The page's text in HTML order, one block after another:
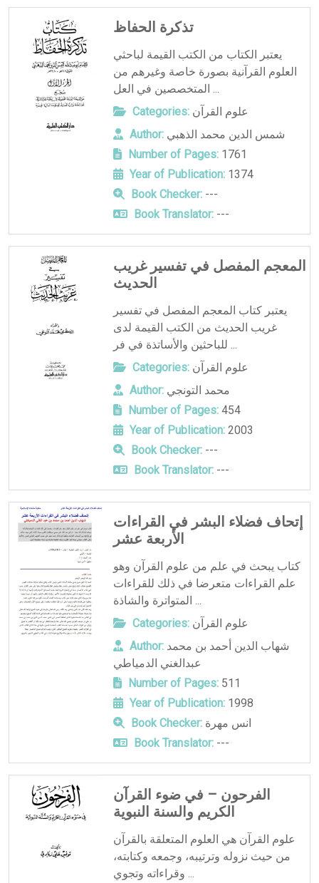
تذكرة الحفاظ
يعتبر الكتاب من الكتب القيمة لباحثي
العلوم القرآنية بصورة خاصة وغيرهم من
المتخصصين في العل ...
Categories: علوم القرآن
Author: شمس الدين محمد الذهبي
Number of Pages:1761
Year of Publication:1374
Book Checker:---
Book Translator:---
المعجم المفصل في تفسير غريب
الحديث
يعتبر كتاب المعجم المفصل في تفسير
غريب الحديث من الكتب القيمة لدى
للباحثين والأساتذة في فر ...
Categories: علوم القرآن
Author: محمد التونجي
Number of Pages:454
Year of Publication:2003
Book Checker:---
Book Translator:---
إتحاف فضلاء البشر في القراءات
الأربعة عشر
كتاب يبحث في علم من علوم القرآن وهو
علم القراءات متعرضا في ذلك للقراءات
المتواترة والشاذة ...
Categories: علوم القرآن
Author: شهاب الدين أحمد بن محمد
عبدالغني الدمياطي
Number of Pages:511
Year of Publication:1998
Book Checker: انس مهرة
Book Translator:---
الفرحون – في ضوء القرآن
الكريم والسنة النبوية
علوم القرآن هي العلوم المتعلقة بالقرآن
من حيث نزوله وترتيبه، وجمعه وكتابته،
وقراءاته وتجوي ...